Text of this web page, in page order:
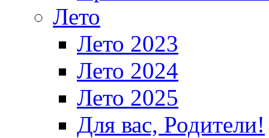
Лето
Лето 2023
Лето 2024
Лето 2025
Для вас, Родители!